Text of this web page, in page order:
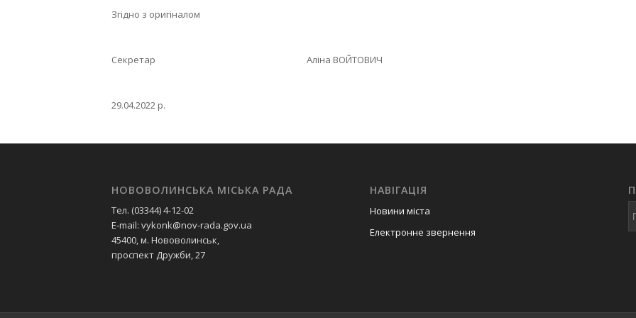
Згідно з оригіналом
Секретар Аліна ВОЙТОВИЧ
29.04.2022 р.
НОВОВОЛИНСЬКА МІСЬКА РАДА
Тел. (03344) 4-12-02
E-mail: vykonk@nov-rada.gov.ua
45400, м. Нововолинськ,
проспект Дружби, 27
НАВІГАЦІЯ
Новини міста
Електронне звернення